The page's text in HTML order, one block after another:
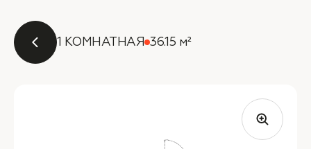
1 КОМНАТНАЯ 36.15 м²